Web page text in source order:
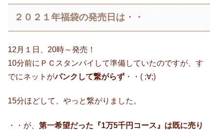
２０２１年福袋の発売日は・・
12月１日、20時～発売！
10分前にＰＣスタンバイして準備していたのですが、す
でにネットがパンクして繋がらず ・・( ;∀;)
15分ほどして、やっと繋がりました。
・・が、 第一希望だった『1万5千円コース』は既に売り